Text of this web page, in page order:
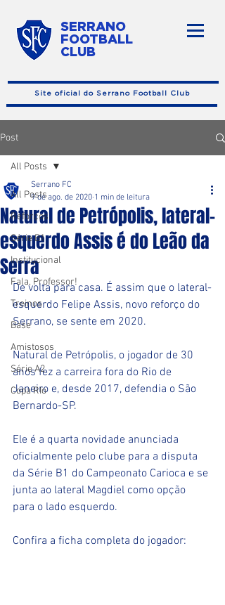
SERRANO
FOOTBALL
CLUB
Site oficial do Serrano Football Club
Post
All Posts
Reforços
Série B1
Institucional
Fala, Professor!
Treinos
Base
Amistosos
Série A2
Copa RIo
All Posts
Natural de Petrópolis, lateral-
esquerdo Assis é do Leão da
Serra
Serrano FC
9 de ago. de 2020 1 min de leitura
De volta para casa. É assim que o lateral-
esquerdo Felipe Assis, novo reforço do
Serrano, se sente em 2020.
Natural de Petrópolis, o jogador de 30
anos fez a carreira fora do Rio de
Janeiro e, desde 2017, defendia o São
Bernardo-SP.
Ele é a quarta novidade anunciada
oficialmente pelo clube para a disputa
da Série B1 do Campeonato Carioca e se
junta ao lateral Magdiel como opção
para o lado esquerdo.
Confira a ficha completa do jogador: